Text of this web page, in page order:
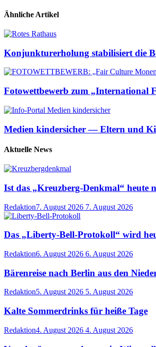
Ähnliche Artikel
Konjunkturerholung stabilisiert die
Fotowettbewerb zum „International
Medien kindersicher — Eltern und
Aktuelle News
Ist das „Kreuzberg-Denkmal“ heute
Redaktion7. August 2026 7. August 2026
Das „Liberty-Bell-Protokoll“ wird
Redaktion6. August 2026 6. August 2026
Bärenreise nach Berlin aus den
Redaktion5. August 2026 5. August 2026
Kalte Sommerdrinks für heiße Tage
Redaktion4. August 2026 4. August 2026